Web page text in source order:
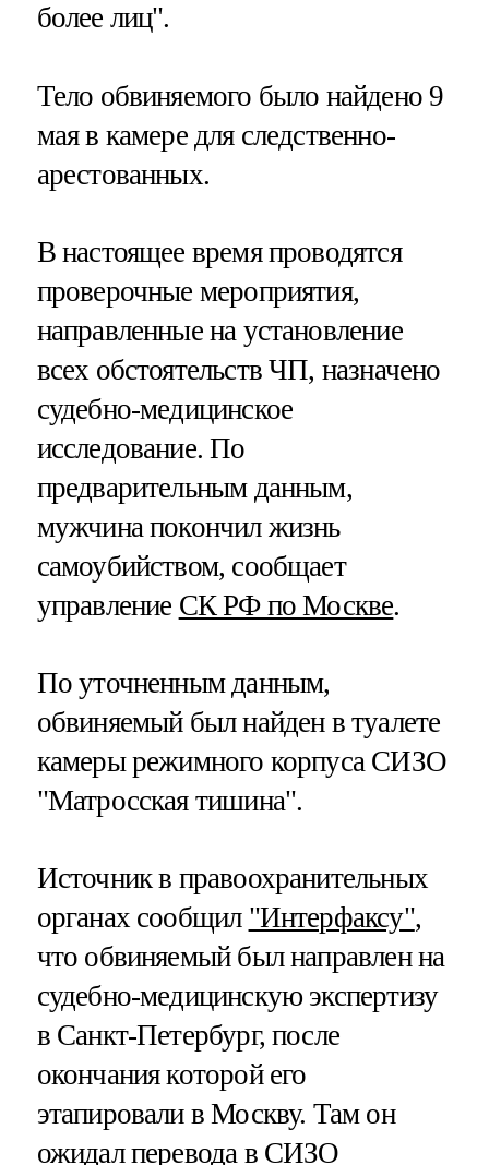
более лиц".
Тело обвиняемого было найдено 9
мая в камере для следственно-
арестованных.
В настоящее время проводятся
проверочные мероприятия,
направленные на установление
всех обстоятельств ЧП, назначено
судебно-медицинское
исследование. По
предварительным данным,
мужчина покончил жизнь
самоубийством, сообщает
управление СК РФ по Москве.
По уточненным данным,
обвиняемый был найден в туалете
камеры режимного корпуса СИЗО
"Матросская тишина".
Источник в правоохранительных
органах сообщил "Интерфаксу",
что обвиняемый был направлен на
судебно-медицинскую экспертизу
в Санкт-Петербург, после
окончания которой его
этапировали в Москву. Там он
ожидал перевода в СИЗО